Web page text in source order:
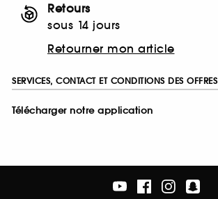
Retours
sous 14 jours
Retourner mon article
SERVICES, CONTACT ET CONDITIONS DES OFFRES
Télécharger notre application